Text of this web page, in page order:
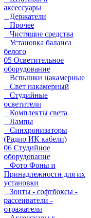
аксессуары
Держатели
Прочее
Чистящие средства
Установка баланса
белого
05 Осветительное
оборудование
Вспышки накамерные
Свет накамерный
Студийные
осветители
Комплекты света
Лампы
Синхронизаторы
(Радио ИК кабели)
06 Студийное
оборудование
Фото Фоны и
Принадлежности для их
установки
Зонты - софтбоксы -
рассеиватели -
отражатели